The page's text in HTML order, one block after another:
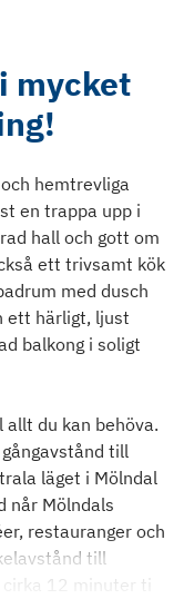
mycket
hemtrevliga
en trappa upp i
hall och gott om
ett trivsamt kök
med dusch
ett härligt, ljust
balkong i soligt
allt du kan behöva.
till
läget i Mölndal
når Mölndals
restauranger och
till
12 minuter ti